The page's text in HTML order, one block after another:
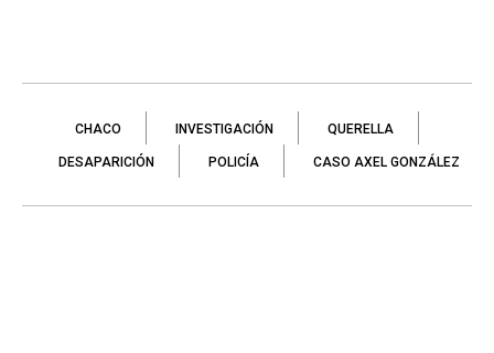
CHACO INVESTIGACIÓN QUERELLA
DESAPARICIÓN POLICÍA CASO AXEL GONZÁLEZ